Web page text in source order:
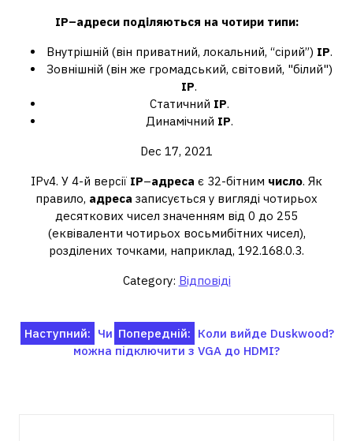
IP–адресиподіляються на чотири типи:
Внутрішній (він приватний, локальний, “сірий”) IP.
Зовнішній (він же громадський, світовий, "білий")
IP.
Статичний IP.
Динамічний IP.
Dec 17, 2021
IPv4. У 4-й версії IP–адреса є 32-бітним число. Як
правило, адреса записується у вигляді чотирьох
десяткових чисел значенням від 0 до 255
(еквіваленти чотирьох восьмибітних чисел),
розділених точками, наприклад, 192.168.0.3.
Category: Відповіді
Навігація
записів
Попередній: Коли вийде Duskwood?
Наступний: Чи
можна підключити з VGA до HDMI?